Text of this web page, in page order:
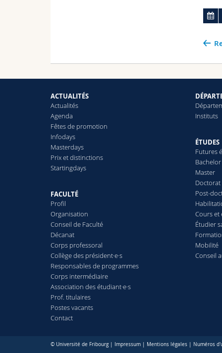
ACTUALITÉS
Actualités
Agenda
Fêtes de promotion
Infodays
Masterdays
Prix et distinctions
Startingdays
FACULTÉ
Profil
Organisation
Conseil de Faculté
Décanat
Corps professoral
Collège des président·e·s
Responsables de programmes
Corps intermédiaire
Association des étudiant·e·s
Prof. titulaires
Postes vacants
Contact
Instituts
ÉTUDES
Futures
Bachelor
Master
Doctorat
Post-
Cours et
Étudier
Mobilité
Conseil
© Université de Fribourg | Impressum Mentions légales Numéros